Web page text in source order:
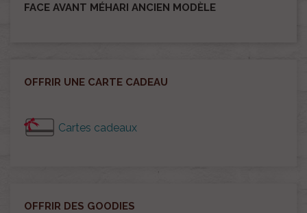
FACE AVANT MÉHARI ANCIEN MODÈLE
OFFRIR UNE CARTE CADEAU
Cartes cadeaux
OFFRIR DES GOODIES